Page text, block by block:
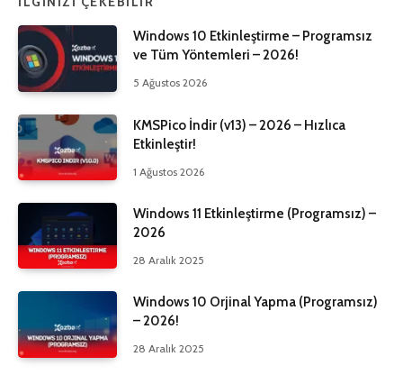
Windows 10 Etkinleştirme – Programsız
ve Tüm Yöntemleri – 2026!
5 Ağustos 2026
KMSPico İndir (v13) – 2026 – Hızlıca
Etkinleştir!
1 Ağustos 2026
Windows 11 Etkinleştirme (Programsız) –
2026
28 Aralık 2025
Windows 10 Orjinal Yapma (Programsız)
– 2026!
28 Aralık 2025